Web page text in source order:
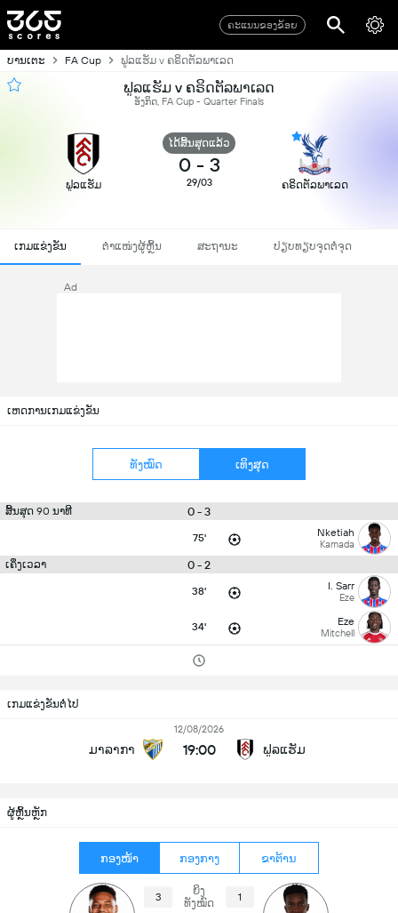
ຄະແນນຂອງຂ້ອຍ
ບານເຕະ FA Cup ຟູລແຮັມ v ຄຣິດຕັລພາເລດ
ຟູລແຮັມ v ຄຣິດຕັລພາເລດ
ອັງກິດ, FA Cup - Quarter Finals
ຟູລແຮັມ
ໄດ້ສິ້ນສຸດແລ້ວ
0 - 3
29/03 ຄຣິດຕັລພາເລດ
ເກມແຂ່ງຂັນ ຕຳແໜ່ງຜູ້ຫຼິ້ນ ສະຖານະ ປຽບທຽບຈຸດຕໍ່ຈຸດ
Ad
ເຫດການເກມແຂ່ງຂັນ
ທັງໝົດ ເທິງສຸດ
ສິ້ນສຸດ 90 ນາທີ 0 - 3
75' Nketiah
Kamada
ເຄິ່ງເວລາ 0 - 2
38' I. Sarr
Eze
34' Eze
Mitchell
ເກມແຂ່ງຂັນຕໍ່ໄປ
ມາລາກາ
12/08/2026
19:00 ຟູລແຮັມ
ຜູ້ຫຼິ້ນຫຼັກ
ກອງໜ້າ ກອງກາງ ຂາຕ້ານ
3
ຍິງ
ທັງໝົດ
1